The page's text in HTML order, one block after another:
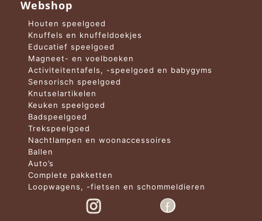
Webshop
Houten speelgoed
Knuffels en knuffeldoekjes
Educatief speelgoed
Magneet- en voelboeken
Activiteitentafels, -speelgoed en babygyms
Sensorisch speelgoed
Knutselartikelen
Keuken speelgoed
Badspeelgoed
Trekspeelgoed
Nachtlampen en woonaccessoires
Ballen
Auto’s
Complete pakketten
Loopwagens, -fietsen en schommeldieren